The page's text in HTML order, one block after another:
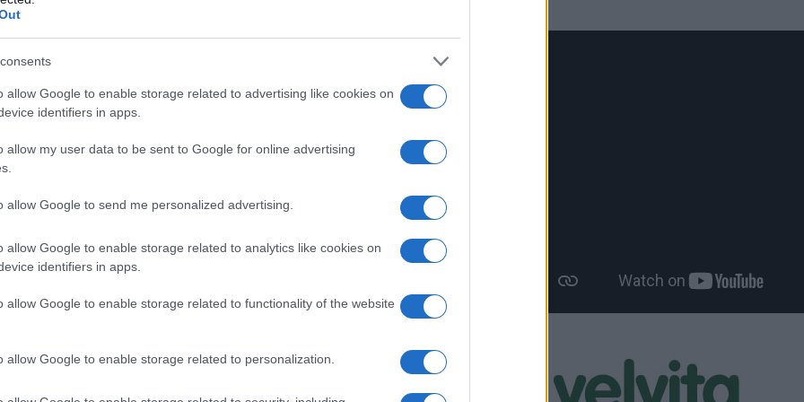
allow Google to enable storage related to advertising like cookies on
identifiers in apps.
allow my user data to be sent to Google for online advertising
allow Google to send me personalized advertising.
allow Google to enable storage related to analytics like cookies on
identifiers in apps.
allow Google to enable storage related to functionality of the website
allow Google to enable storage related to personalization.
και τον μεγάλο τελικό. Η
ημέρα περιλάμβανε δύο
ημιτελικούς, οι οποίοι ανέδειξαν
της συνέχειας.
ο Αίαντας Αμυνταίου επικράτησε του ΓΣΚ Λασσάνης με
Μεσοποταμίας με 52-47, σε ένα πιο κλειστό ματς, και
την παρουσία του στον τελικό της διοργάνωσης.